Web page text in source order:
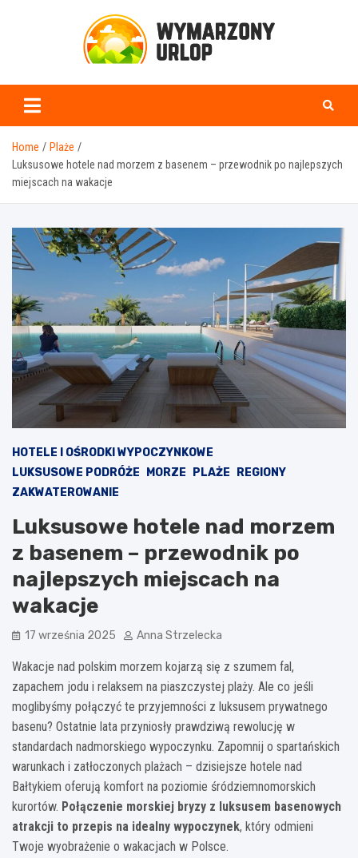
Home
Plaże
Luksusowe hotele nad morzem z basenem – przewodnik po najlepszych
miejscach na wakacje
HOTELE I OŚRODKI WYPOCZYNKOWE
LUKSUSOWE PODRÓŻE
MORZE PLAŻE
REGIONY
ZAKWATEROWANIE
Luksusowe hotele nad morzem
z basenem – przewodnik po
najlepszych miejscach na
wakacje
17 września 2025 Anna Strzelecka
Wakacje nad polskim morzem kojarzą się z szumem fal,
zapachem jodu i relaksem na piaszczystej plaży. Ale co jeśli
moglibyśmy połączyć te przyjemności z luksusem prywatnego
basenu? Ostatnie lata przyniosły prawdziwą rewolucję w
standardach nadmorskiego wypoczynku. Zapomnij o spartańskich
warunkach i zatłoczonych plażach – dzisiejsze hotele nad
Bałtykiem oferują komfort na poziomie śródziemnomorskich
kurortów. Połączenie morskiej bryzy z luksusem basenowych
atrakcji to przepis na idealny wypoczynek, który odmieni
Twoje wyobrażenie o wakacjach w Polsce.